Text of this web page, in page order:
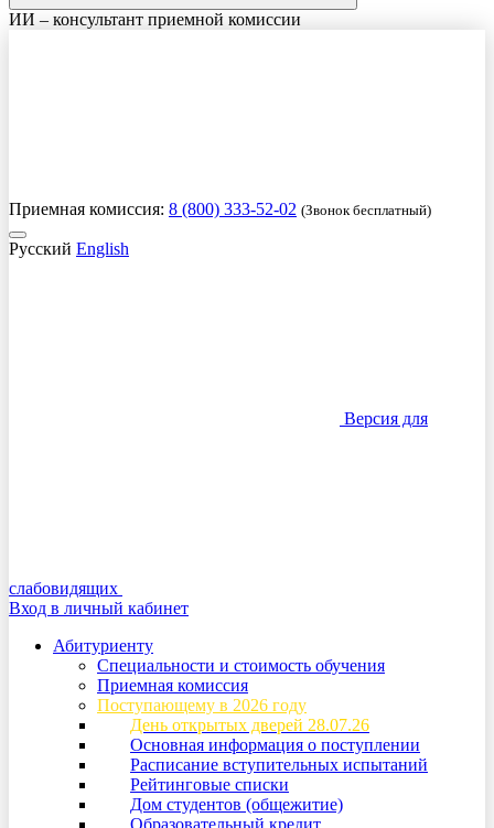
ИИ – консультант приемной комиссии
Приемная комиссия: 8 (800) 333-52-02 (Звонок бесплатный)
Русский English
Версия для
слабовидящих
Вход в личный кабинет
Абитуриенту
Специальности и стоимость обучения
Приемная комиссия
Поступающему в 2026 году
День открытых дверей 28.07.26
Основная информация о поступлении
Расписание вступительных испытаний
Рейтинговые списки
Дом студентов (общежитие)
Образовательный кредит